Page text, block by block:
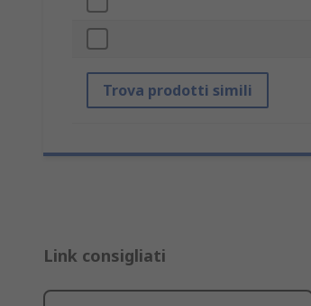
Trova prodotti simili
Link consigliati